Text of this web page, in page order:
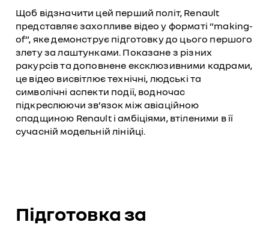
Щоб відзначити цей перший політ, Renault
представляє захопливе відео у форматі “making-
of”, яке демонструє підготовку до цього першого
злету за лаштунками. Показане з різних
ракурсів та доповнене ексклюзивними кадрами,
це відео висвітлює технічні, людські та
символічні аспекти події, водночас
підкреслюючи зв’язок між авіаційною
спадщиною Renault і амбіціями, втіленими в її
сучасній модельній лінійці.
Підготовка за